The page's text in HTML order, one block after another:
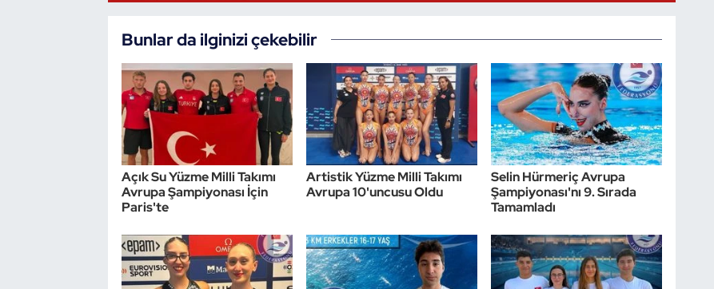
Bunlar da ilginizi çekebilir
Açık Su Yüzme Milli Takımı
Avrupa Şampiyonası İçin
Paris'te
Artistik Yüzme Milli Takımı
Avrupa 10'uncusu Oldu
Selin Hürmeriç Avrupa
Şampiyonası'nı 9. Sırada
Tamamladı
Vücut Geliştirme Fitness
Wushu Kungfu